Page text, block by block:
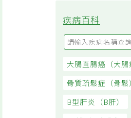
疾病百科